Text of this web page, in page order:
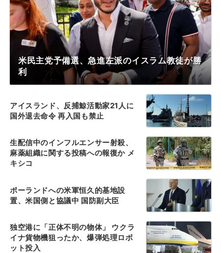
米民主党予備選、急進左派のイスラム教徒が勝
利
アイスランド、反捕鯨活動家21人に
国外退去命令 再入国も禁止
生配信中のインフルエンサー射殺、
麻薬組織に関する投稿への報復か メ
キシコ
ポーランドへの米軍恒久的基地設
置、米国側と協議中 国防副大臣
独空港に「正体不明の物体」 ウクラ
イナ貨物機狙ったか、爆弾処理ロボ
ット投入